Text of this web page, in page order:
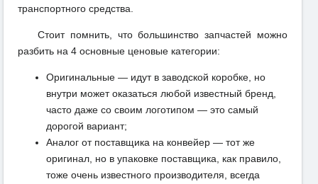
транспортного средства.
Стоит помнить, что большинство запчастей можно
разбить на 4 основные ценовые категории:
Оригинальные — идут в заводской коробке, но
внутри может оказаться любой известный бренд,
часто даже со своим логотипом — это самый
дорогой вариант;
Аналог от поставщика на конвейер — тот же
оригинал, но в упаковке поставщика, как правило,
тоже очень известного производителя, всегда